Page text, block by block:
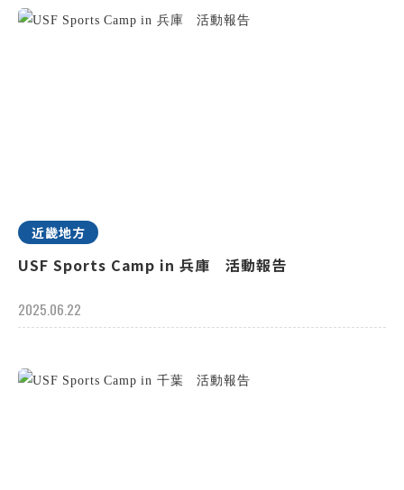
近畿地方
USF Sports Camp in 兵庫 活動報告
2025.06.22